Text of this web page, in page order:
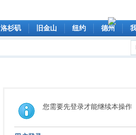
洛杉矶 旧金山 纽约 德州
您需要先登录才能继续本操作